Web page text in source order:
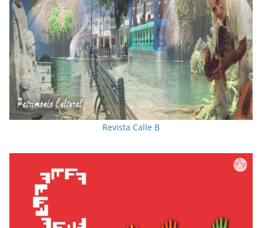
Revista Calle B